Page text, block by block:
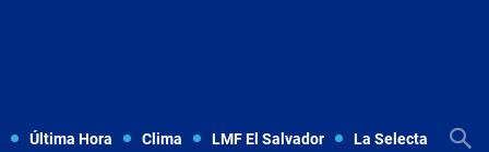
Última Hora Clima LMF El Salvador La Selecta